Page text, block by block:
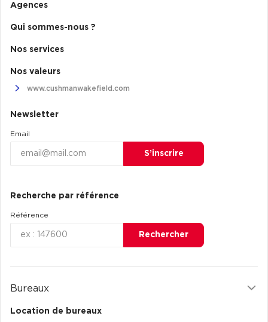
Agences
Qui sommes-nous ?
Nos services
Nos valeurs
www.cushmanwakefield.com
Newsletter
Email
S’inscrire
Recherche par référence
Référence
Rechercher
Bureaux
Location de bureaux